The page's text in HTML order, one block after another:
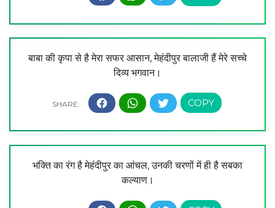
बाबा की कृपा से है मेरा सफर आसान, मेहंदीपुर बालाजी हैं मेरे सच्चे
दिव्य भगवान।
भक्ति का रंग है मेहंदीपुर का आंचल, उनकी चरणों में ही है सबका
कल्याण।